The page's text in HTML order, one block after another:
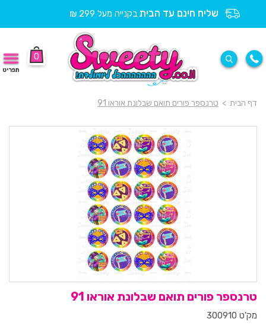
שליח חינם עד הבית בקנייה מעל 299 ₪
0
תפריט
דף הבית > טרנספר פורים תואם שבלונת אוראו 91
טרנספר פורים תואם שבלונת אוראו 91
מק'ט 300910